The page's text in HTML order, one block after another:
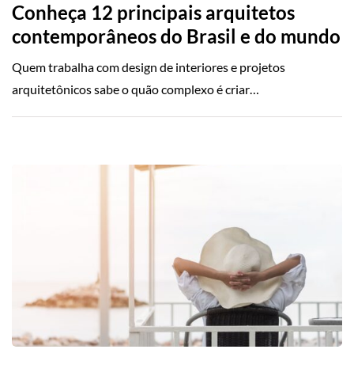
Conheça 12 principais arquitetos
contemporâneos do Brasil e do mundo
Quem trabalha com design de interiores e projetos
arquitetônicos sabe o quão complexo é criar…